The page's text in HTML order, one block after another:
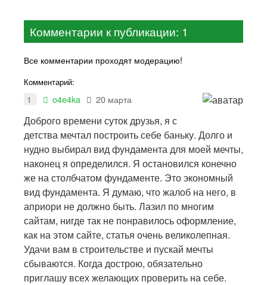
Комментарии к публикации: 1
Все комментарии проходят модерацию!
Комментарий:
1 o4e4ka 20 марта
Доброго времени суток друзья, я с
детства мечтал построить себе баньку. Долго и
нудно выбирал вид фундамента для моей мечты,
наконец я определился. Я остановился конечно
же на столбчатом фундаменте. Это экономный
вид фундамента. Я думаю, что жалоб на него, в
априори не должно быть. Лазил по многим
сайтам, нигде так не понравилось оформление,
как на этом сайте, статья очень великолепная.
Удачи вам в строительстве и пускай мечты
сбываются. Когда дострою, обязательно
приглашу всех желающих проверить на себе.